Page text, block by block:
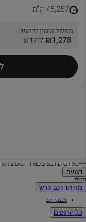
***כלל המידע המופיע בעמודי הסוכנים
דגמים
דגמים
מחירון רכב חדש
מבצעי רכב
כל הדגמים